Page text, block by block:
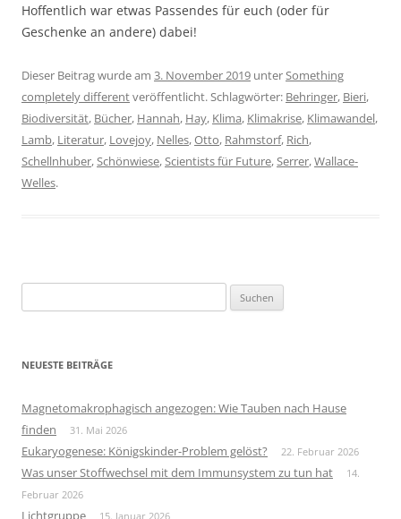
Hoffentlich war etwas Passendes für euch (oder für
Geschenke an andere) dabei!
Dieser Beitrag wurde am 3. November 2019 unterSomething
completely differentveröffentlicht. Schlagwörter: Behringer, Bieri,
Biodiversität, Bücher, Hannah, Hay, Klima, Klimakrise, Klimawandel,
Lamb, Literatur, Lovejoy, Nelles,Otto, Rahmstorf, Rich,
Schellnhuber,Schönwiese,Scientists für Future,Serrer,Wallace-
Welles.
nach:
NEUESTE BEITRÄGE
Magnetomakrophagisch angezogen: Wie Tauben nach Hause
finden
31. Mai 2026
Eukaryogenese: Königskinder-Problem gelöst? 22. Februar 2026
Was unser Stoffwechsel mit dem Immunsystem zu tun hat
14.
Februar 2026
Lichtgruppe 15. Januar 2026